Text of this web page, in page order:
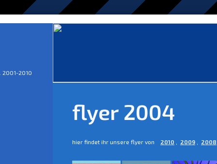
2001-2010
flyer 2004
hier findet ihr unsere flyer von 2010 2009 2008